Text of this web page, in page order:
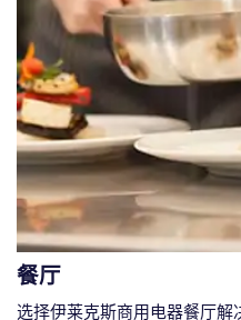
餐厅
选择伊莱克斯商用电器餐厅解